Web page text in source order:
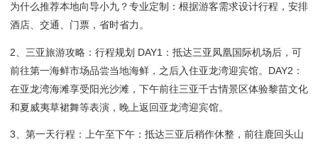
为什么推荐本地向导小九？专业定制：根据游客需求设计行程，安排
酒店、交通、门票，省时省力。
2、三亚旅游攻略：行程规划 DAY1：抵达三亚凤凰国际机场后，可
前往第一海鲜市场品尝当地海鲜，之后入住亚龙湾迎宾馆。DAY2：
在亚龙湾海滩享受阳光沙滩，下午前往三亚千古情景区体验黎苗文化
和夏威夷草裙舞等表演，晚上返回亚龙湾迎宾馆。
3、第一天行程：上午至下午：抵达三亚后稍作休整，前往鹿回头山